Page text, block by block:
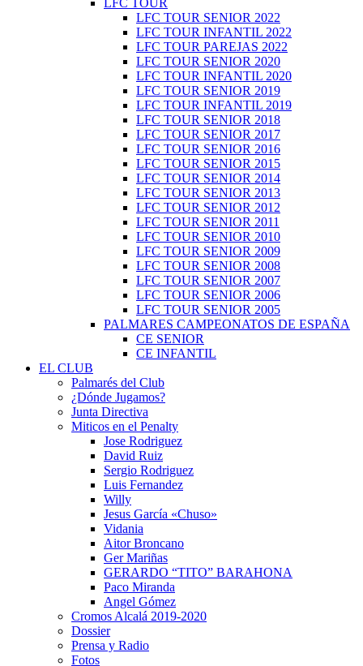
LFC TOUR
LFC TOUR SENIOR 2022
LFC TOUR INFANTIL 2022
LFC TOUR PAREJAS 2022
LFC TOUR SENIOR 2020
LFC TOUR INFANTIL 2020
LFC TOUR SENIOR 2019
LFC TOUR INFANTIL 2019
LFC TOUR SENIOR 2018
LFC TOUR SENIOR 2017
LFC TOUR SENIOR 2016
LFC TOUR SENIOR 2015
LFC TOUR SENIOR 2014
LFC TOUR SENIOR 2013
LFC TOUR SENIOR 2012
LFC TOUR SENIOR 2011
LFC TOUR SENIOR 2010
LFC TOUR SENIOR 2009
LFC TOUR SENIOR 2008
LFC TOUR SENIOR 2007
LFC TOUR SENIOR 2006
LFC TOUR SENIOR 2005
PALMARES CAMPEONATOS DE ESPAÑA
CE SENIOR
CE INFANTIL
EL CLUB
Palmarés del Club
¿Dónde Jugamos?
Junta Directiva
Miticos en el Penalty
Jose Rodriguez
David Ruiz
Sergio Rodriguez
Luis Fernandez
Willy
Jesus García «Chuso»
Vidania
Aitor Broncano
Ger Mariñas
GERARDO “TITO” BARAHONA
Paco Miranda
Angel Gómez
Cromos Alcalá 2019-2020
Dossier
Prensa y Radio
Fotos